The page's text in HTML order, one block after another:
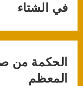
في الشتاء
الحكمة من
المعظم